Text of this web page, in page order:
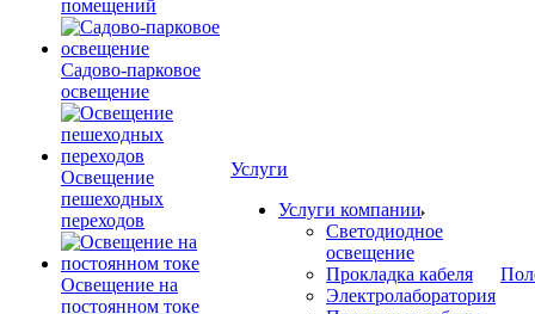
помещений
Садово-парковое
освещение
Освещение
пешеходных
переходов
Освещение на
постоянном токе
Услуги
Услуги компании
Светодиодное
освещение
Прокладка кабеля
Электролаборатория